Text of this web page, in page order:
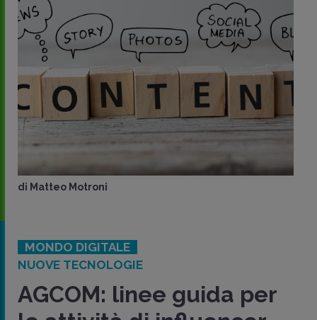
di Matteo Motroni
MONDO DIGITALE
NUOVE TECNOLOGIE
AGCOM: linee guida per